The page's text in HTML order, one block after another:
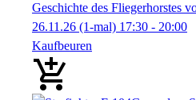
Geschichte des Fliegerhorstes
26.11.26 (1-mal) 17:30 - 20:00
Kaufbeuren